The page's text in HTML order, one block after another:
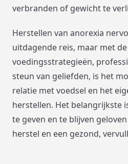
verbranden of gewicht te
Herstellen van anorexia
uitdagende reis, maar met
voedingsstrategieën,
steun van geliefden, is het
relatie met voedsel en het
herstellen. Het belangrijkste
te geven en te blijven
herstel en een gezond,